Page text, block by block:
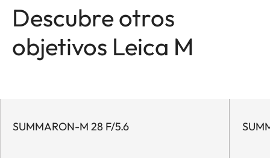
Descubre otros
objetivos Leica M
SUMMARON-M 28 F/5.6